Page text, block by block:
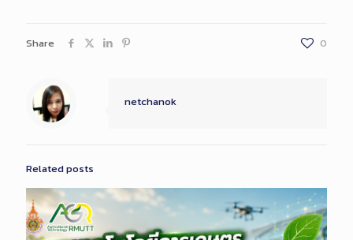
Share 0
netchanok
Related posts